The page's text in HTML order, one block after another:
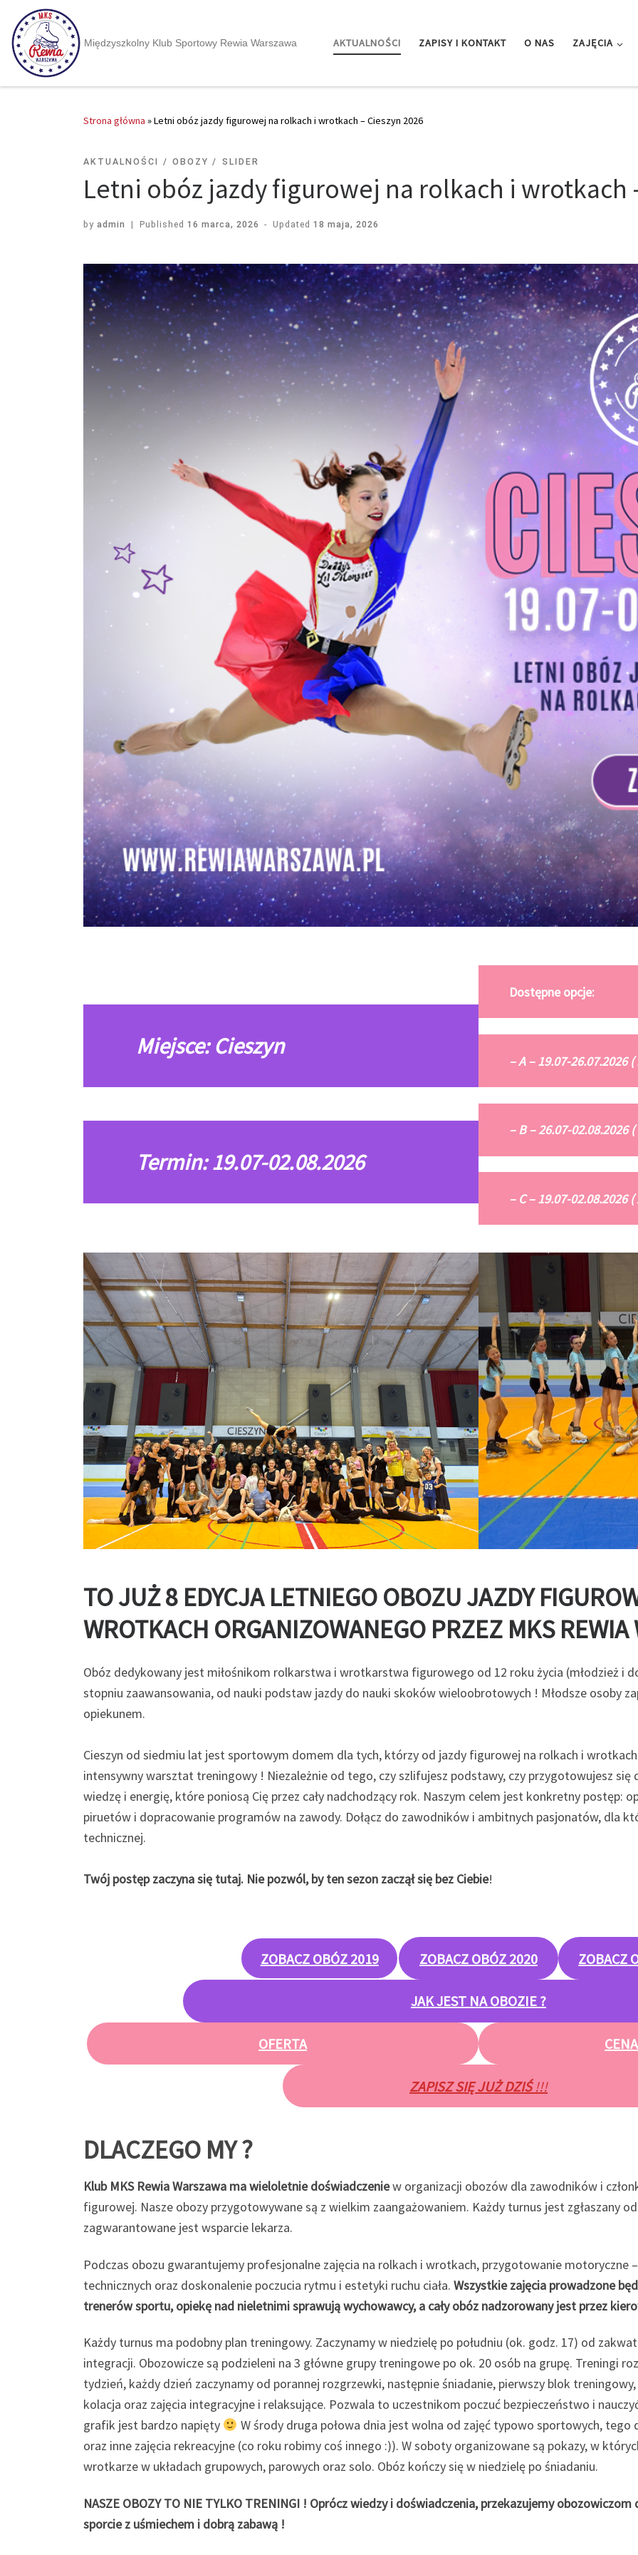
Międzyszkolny Klub Sportowy Rewia Warszawa AKTUALNOŚCI ZAPISY I KONTAKT O NAS ZAJĘCIA
Strona główna »Letni obóz jazdy figurowej na rolkach i wrotkach – Cieszyn 2026
AKTUALNOŚCI OBOZY SLIDER
Letni obóz jazdy figurowej na rolkach i wrotkach
by admin | Published 16 marca, 2026 - Updated18 maja, 2026
Miejsce: Cieszyn
Termin: 19.07-02.08.2026
Dostępne opcje:
– A – 19.07-26.07.2026
– B – 26.07-02.08.2026
– C – 19.07-02.08.2026
TO JUŻ 8 EDYCJA LETNIEGO OBOZU JAZDY
WROTKACH ORGANIZOWANEGO PRZEZ MKS
Obóz dedykowany jest miłośnikom rolkarstwa i wrotkarstwa figurowego od 12 roku życia (młodzież i
stopniu zaawansowania, od nauki podstaw jazdy do nauki skoków wieloobrotowych ! Młodsze osoby
opiekunem.
Cieszyn od siedmiu lat jest sportowym domem dla tych, którzy od jazdy figurowej na rolkach i
intensywny warsztat treningowy ! Niezależnie od tego, czy szlifujesz podstawy, czy przygotowujesz się
wiedzę i energię, które poniosą Cię przez cały nadchodzący rok. Naszym celem jest konkretny postęp:
piruetów i dopracowanie programów na zawody. Dołącz do zawodników i ambitnych pasjonatów, dla
technicznej.
Twój postęp zaczyna się tutaj. Nie pozwól, by ten sezon zaczął się bez Ciebie!
ZOBACZ OBÓZ 2019 ZOBACZ OBÓZ 2020 ZOBACZ
JAK JEST NA OBOZIE ?
OFERTA
ZAPISZ SIĘ JUŻ DZIŚ!!!
DLACZEGO MY ?
Klub MKS Rewia Warszawa ma wieloletnie doświadczeniew organizacji obozów dla zawodników i
figurowej. Nasze obozy przygotowywane są z wielkim zaangażowaniem. Każdy turnus jest zgłaszany
zagwarantowane jest wsparcie lekarza.
Podczas obozu gwarantujemy profesjonalne zajęcia na rolkach i wrotkach, przygotowanie motoryczne
technicznych oraz doskonalenie poczucia rytmu i estetyki ruchu ciała. Wszystkie zajęcia prowadzone
trenerów sportu, opiekę nad nieletnimi sprawują wychowawcy, a cały obóz nadzorowany jest przez
Każdy turnus ma podobny plan treningowy. Zaczynamy w niedzielę po południu (ok. godz. 17) od
integracji. Obozowicze są podzieleni na 3 główne grupy treningowe po ok. 20 osób na grupę. Treningi
tydzień, każdy dzień zaczynamy od porannej rozgrzewki, następnie śniadanie, pierwszy blok
kolacja oraz zajęcia integracyjne i relaksujące. Pozwala to uczestnikom poczuć bezpieczeństwo i
grafik jest bardzo napięty
W środy druga połowa dnia jest wolna od zajęć typowo sportowych, tego
oraz inne zajęcia rekreacyjne (co roku robimy coś innego :)). W soboty organizowane są pokazy, w
wrotkarze w układach grupowych, parowych oraz solo. Obóz kończy się w niedzielę po śniadaniu.
NASZE OBOZY TO NIE TYLKO TRENINGI ! Oprócz wiedzy i doświadczenia, przekazujemy
sporcie z uśmiechem i dobrą zabawą !